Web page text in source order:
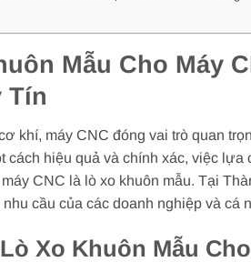
Mẫu Cho Máy
Tín
khí, máy CNC đóng vai trò quan
cách hiệu quả và chính xác, việc
CNC là lò xo khuôn mẫu. Tại
cầu của các doanh nghiệp và cá
Xo Khuôn Mẫu